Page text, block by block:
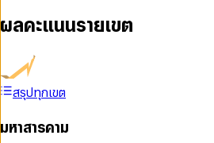
ผลคะแนนรายเขต
สรุปทุกเขต
มหาสารคาม